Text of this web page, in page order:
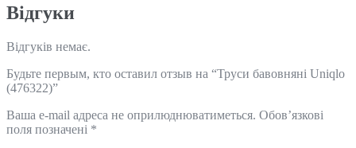
Відгуки
Відгуків немає.
Будьте первым, кто оставил отзыв на “Труси бавовняні Uniqlo
(476322)”
Ваша e-mail адреса не оприлюднюватиметься. Обов’язкові
поля позначені *